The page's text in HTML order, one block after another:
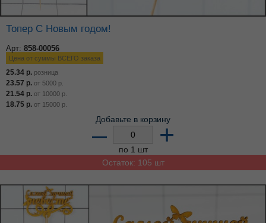
Топер С Новым годом!
Арт: 858-00056
Цена от суммы ВСЕГО заказа
25.34 р. розница
23.57 р. от 5000 р.
21.54 р. от 10000 р.
18.75 р. от 15000 р.
Добавьте в корзину
– +
по 1 шт
Остаток: 105 шт